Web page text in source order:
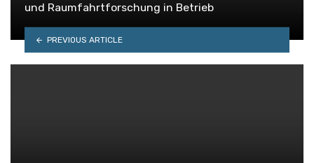
und Raumfahrtforschung in Betrieb
PREVIOUS ARTICLE